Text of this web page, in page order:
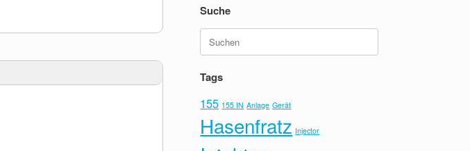
Suche
Suchen
nach:
Tags
155 155 IN Anlage Gerät
Hasenfratz Injector